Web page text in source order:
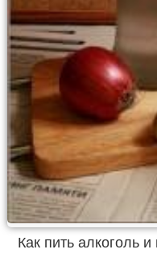
Как пить алкоголь